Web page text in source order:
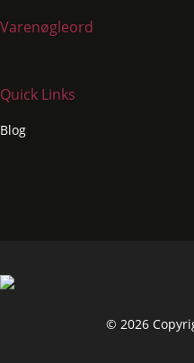
Varenøgleord
Quick Links
Blog
© 2026